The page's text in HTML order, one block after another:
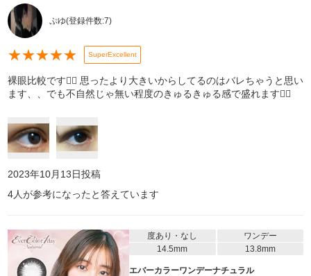
ぷゆ(登録件数:7)
★★★★★ SuperExcellent
裸眼比較です👍🏻 思ったより大きいからしてるのはバレちゃうと思い
ます、、でも不自然じゃ無い程度のきゅるきゅる感で盛れます👍🏻
2023年10月13日投稿
4人が参考になったと答えています
度あり・なし
ワンデー
14.5mm
13.8mm
エバーカラーワンデーナチュラル